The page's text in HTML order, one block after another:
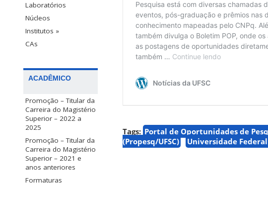
Laboratórios
Núcleos
Institutos »
CAs
ACADÊMICO
Promoção – Titular da
Carreira do Magistério
Superior – 2022 a
2025
Promoção – Titular da
Carreira do Magistério
Superior – 2021 e
anos anteriores
Formaturas
Tags: Portal de Oportunidades de
(Propesq/UFSC)
Universidade